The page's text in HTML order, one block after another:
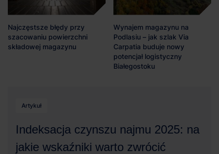
Najczęstsze błędy przy
szacowaniu powierzchni
składowej magazynu
Wynajem magazynu na
Podlasiu – jak szlak Via
Carpatia buduje nowy
potencjał logistyczny
Białegostoku
Artykuł
Indeksacja czynszu najmu 2025: na
jakie wskaźniki warto zwrócić